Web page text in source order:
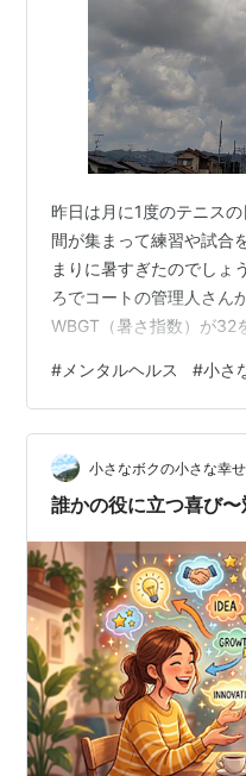
昨日は月に1度のテニス
間が集まって練習や試合
まりに暑すぎたのでしょ
ろでコートの管理人さん
WBGT（暑さ指数）が32
っとテニスをしてきてこ
と残り1時間をどうする
らも継続することにしま
したい、という方がいた
進む、続ける この出来事
# メンタルヘルス #小さ
小さなボクの小さな幸せ
誰かの役に立つ喜び